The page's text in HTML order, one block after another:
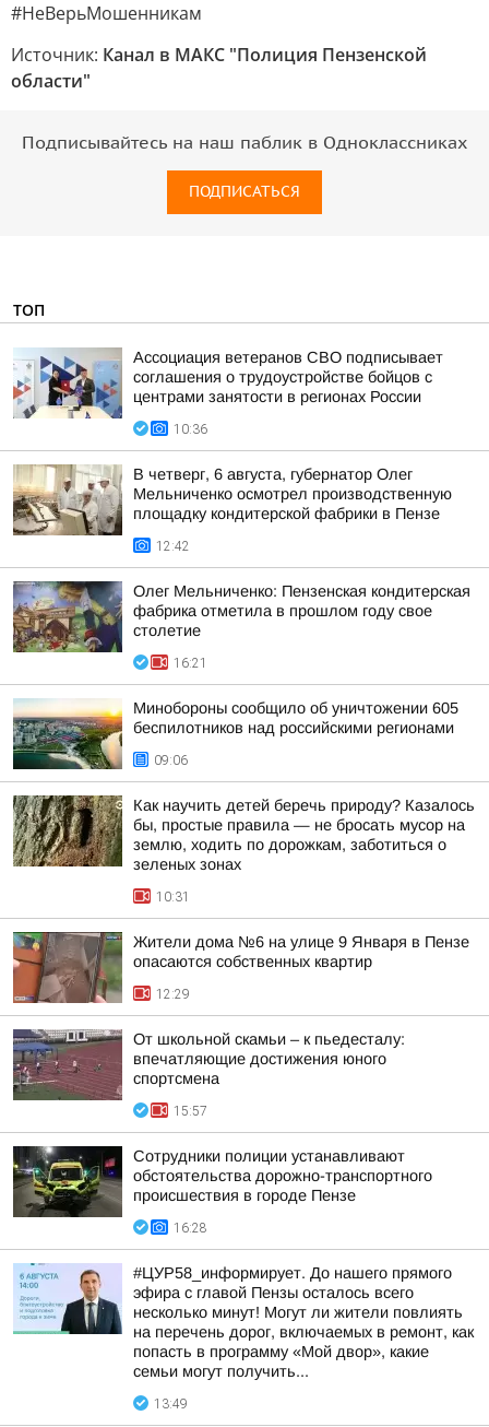
#НеВерьМошенникам
Источник: Канал в МАКС "Полиция Пензенской
области"
Подписывайтесь на наш паблик в Одноклассниках
ПОДПИСАТЬСЯ
ТОП
Ассоциация ветеранов СВО подписывает
соглашения о трудоустройстве бойцов с
центрами занятости в регионах России
10:36
В четверг, 6 августа, губернатор Олег
Мельниченко осмотрел производственную
площадку кондитерской фабрики в Пензе
12:42
Олег Мельниченко: Пензенская кондитерская
фабрика отметила в прошлом году свое
столетие
16:21
Минобороны сообщило об уничтожении 605
беспилотников над российскими регионами
09:06
Как научить детей беречь природу? Казалось
бы, простые правила — не бросать мусор на
землю, ходить по дорожкам, заботиться о
зеленых зонах
10:31
Жители дома №6 на улице 9 Января в Пензе
опасаются собственных квартир
12:29
От школьной скамьи – к пьедесталу:
впечатляющие достижения юного
спортсмена
15:57
Сотрудники полиции устанавливают
обстоятельства дорожно-транспортного
происшествия в городе Пензе
16:28
#ЦУР58_информирует. До нашего прямого
эфира с главой Пензы осталось всего
несколько минут! Могут ли жители повлиять
на перечень дорог, включаемых в ремонт, как
попасть в программу «Мой двор», какие
семьи могут получить...
13:49